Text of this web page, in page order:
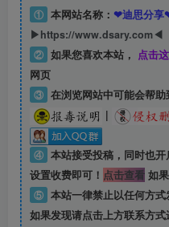
① 本网站名称： ❤迪思分享
▶https://www.dsary.com◀
② 如果您喜欢本站， 点击
网页
③ 在浏览网站中可能会帮助
|
④ 本站接受投稿，同时也
设置收费即可！ 点击查看如果
⑤ 本站一律禁止以任何方
如果发现请点击上方联系方